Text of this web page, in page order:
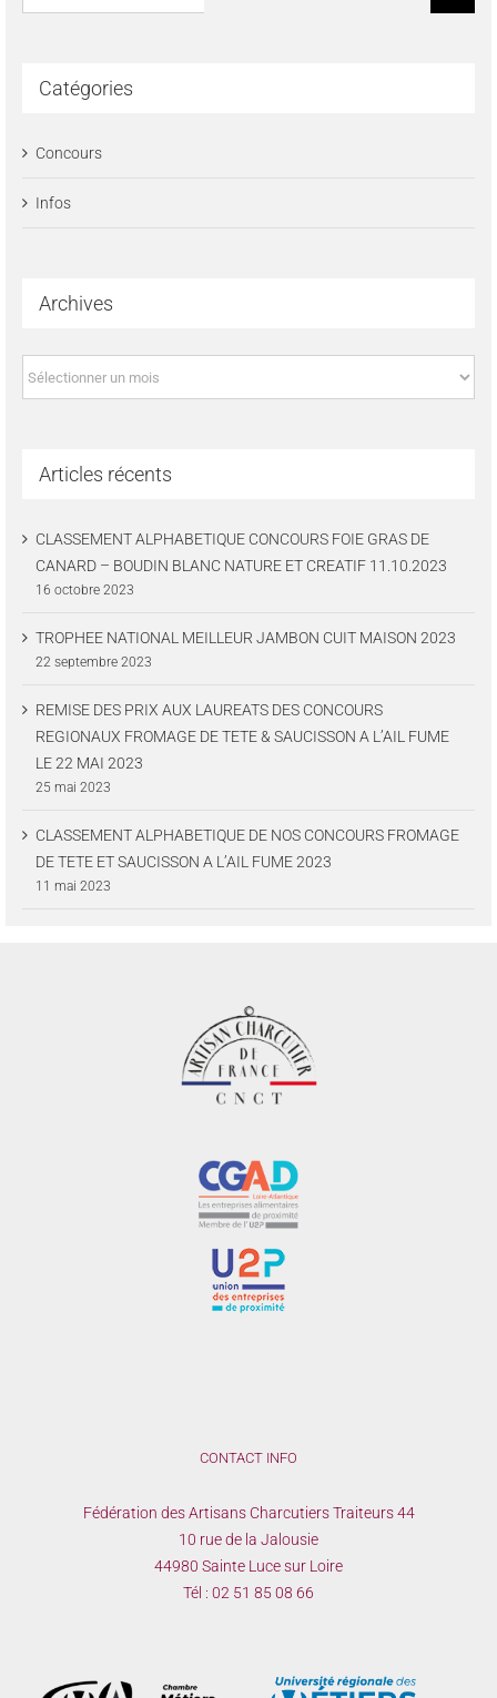
Catégories
Concours
Infos
Archives
Articles récents
CLASSEMENT ALPHABETIQUE CONCOURS FOIE GRAS DE
CANARD – BOUDIN BLANC NATURE ET CREATIF 11.10.2023
16 octobre 2023
TROPHEE NATIONAL MEILLEUR JAMBON CUIT MAISON 2023
22 septembre 2023
REMISE DES PRIX AUX LAUREATS DES CONCOURS
REGIONAUX FROMAGE DE TETE & SAUCISSON A L’AIL FUME
LE 22 MAI 2023
25 mai 2023
CLASSEMENT ALPHABETIQUE DE NOS CONCOURS FROMAGE
DE TETE ET SAUCISSON A L’AIL FUME 2023
11 mai 2023
CONTACT INFO
Fédération des Artisans Charcutiers Traiteurs 44
10 rue de la Jalousie
44980 Sainte Luce sur Loire
Tél : 02 51 85 08 66